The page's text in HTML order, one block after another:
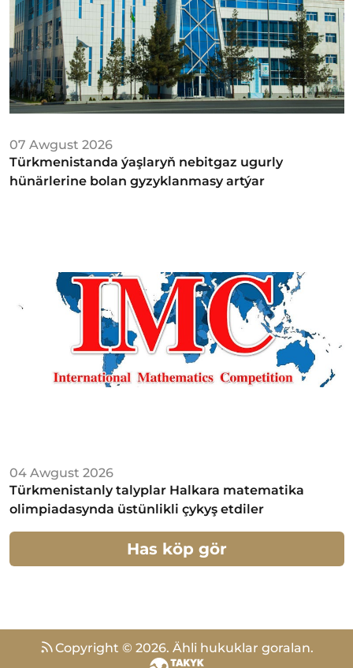
07 Awgust 2026
Türkmenistanda ýaşlaryň nebitgaz ugurly
hünärlerine bolan gyzyklanmasy artýar
04 Awgust 2026
Türkmenistanly talyplar Halkara matematika
olimpiadasynda üstünlikli çykyş etdiler
Has köp gör
Copyright © 2026. Ähli hukuklar goralan.